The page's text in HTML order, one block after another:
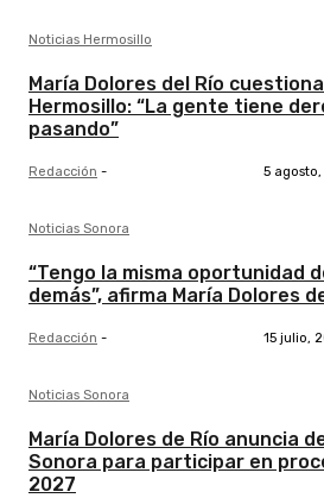
Noticias Hermosillo
María Dolores del Río
Hermosillo: “La gente tiene
pasando”
Redacción - 5
Noticias Sonora
“Tengo la misma oportunidad
demás”, afirma María Dolores
Redacción - 15 julio,
Noticias Sonora
María Dolores de Río anuncia
Sonora para participar en
2027